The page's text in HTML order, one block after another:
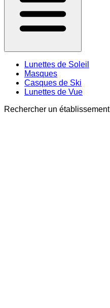
Lunettes de Soleil
Masques
Casques de Ski
Lunettes de Vue
Rechercher un établissement